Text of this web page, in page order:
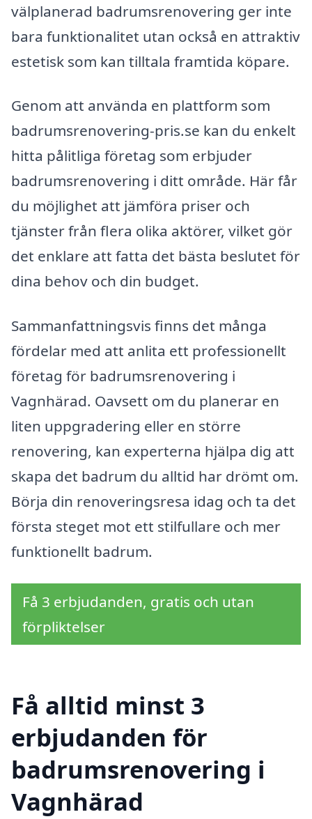
välplanerad badrumsrenovering ger inte
bara funktionalitet utan också en attraktiv
estetisk som kan tilltala framtida köpare.
Genom att använda en plattform som
badrumsrenovering-pris.se kan du enkelt
hitta pålitliga företag som erbjuder
badrumsrenovering i ditt område. Här får
du möjlighet att jämföra priser och
tjänster från flera olika aktörer, vilket gör
det enklare att fatta det bästa beslutet för
dina behov och din budget.
Sammanfattningsvis finns det många
fördelar med att anlita ett professionellt
företag för badrumsrenovering i
Vagnhärad. Oavsett om du planerar en
liten uppgradering eller en större
renovering, kan experterna hjälpa dig att
skapa det badrum du alltid har drömt om.
Börja din renoveringsresa idag och ta det
första steget mot ett stilfullare och mer
funktionellt badrum.
Få 3 erbjudanden, gratis och utan
förpliktelser
Få alltid minst 3
erbjudanden för
badrumsrenovering i
Vagnhärad